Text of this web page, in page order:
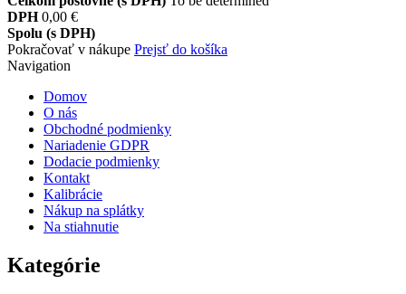
DPH 0,00 €
Spolu (s DPH)
Pokračovať v nákupe Prejsť do košíka
Navigation
Domov
O nás
Obchodné podmienky
Nariadenie GDPR
Dodacie podmienky
Kontakt
Kalibrácie
Nákup na splátky
Na stiahnutie
Kategórie